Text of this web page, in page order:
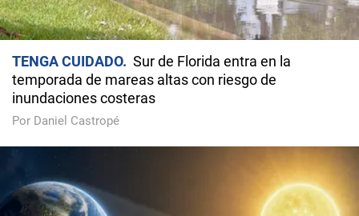
TENGA CUIDADO
Sur de Florida entra en la
temporada de mareas altas con riesgo de
inundaciones costeras
Por Daniel Castropé